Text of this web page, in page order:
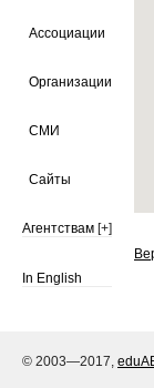
Ассоциации
Организации
СМИ
Сайты
Агентствам [+]
In English
© 2003—2017,